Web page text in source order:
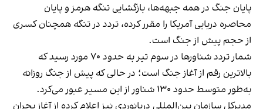
پایان جنگ در همه جبهه‌ها، بازگشایی تنگه هرمز و پایان
محاصره دریایی آمریکا را مقرر کرده، تردد در تنگه همچنان کسری
از حجم پیش از جنگ است.
شمار تردد شناورها در سوم تیر به حدود ۷۰ مورد رسید که
بالاترین رقم از آغاز جنگ است؛ در حالی که پیش از جنگ روزانه
به‌طور متوسط حدود ۱۳۰ شناور از این مسیر عبور می‌کرد.
مدیرکل سازمان بین‌المللی دریانوردی نیز اعلام کرده از آغاز بحران